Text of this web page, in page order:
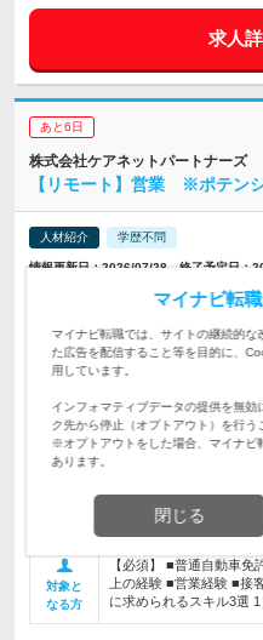
求人
あと6日
株式会社ケアネットパートナーズ
【リモート】営業 ※ポテン
人材紹介 学歴不問
情報更新日：2026/07/28 終了予定日：
希望勤務地考慮します！プロジェ
勤務地
【関西エリア】滋賀県
先に…
給与
年収:500万～550万程度
考…
たします。 ＜1日のスケ
売業者）を訪問…
対象と
なる方
【必須】 ■普通自動車免
上の経験 ■営業経験 ■
に求められるスキル3選
マイナビ転
マイナビ転職では、サイトの継続的
た広告を配信すること等を目的に、
用しています。
インフォマティブデータの提供を無
ク先から停止（オプトアウト）を行う
※オプトアウトをした場合、マイナビ
あります。
閉じる